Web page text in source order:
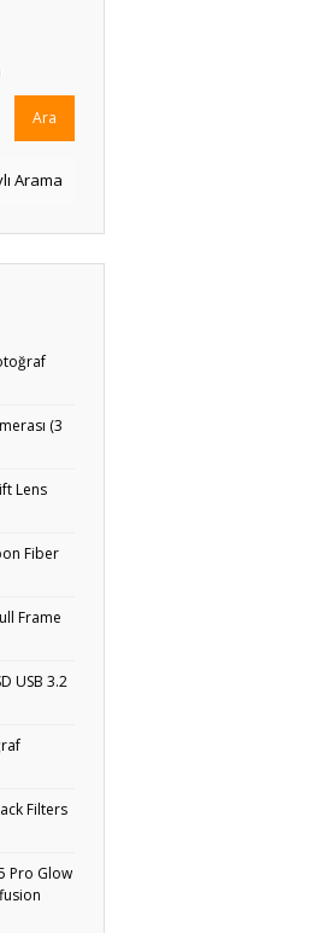
Ara
Arama
(3
Lens
Fiber
Frame
USB 3.2
Filters
Pro Glow